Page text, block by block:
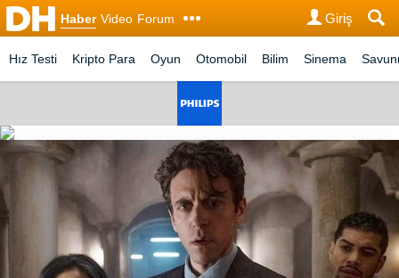
Haber Video Forum Giriş
Hız Testi Kripto Para Oyun Otomobil Bilim Sinema